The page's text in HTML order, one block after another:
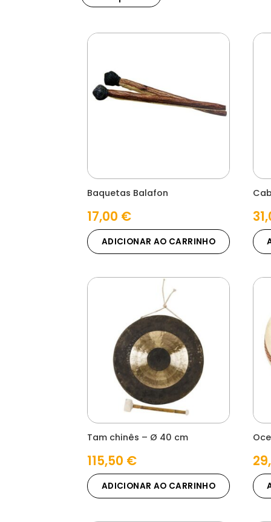
Baquetas Balafon
17,00 €
ADICIONAR AO CARRINHO
Tam chinês – Ø 40 cm
115,50 €
ADICIONAR AO CARRINHO